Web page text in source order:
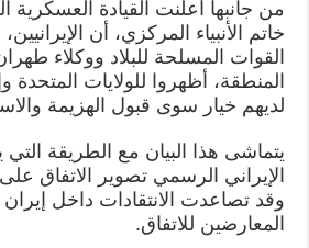
من جانبها أعلنت القيادة العسكرية
خاتم الأنبياء المركزي، أن
القوات المسلحة للبلاد ووكلاء
المنطقة، أظهروا للولايات المتحدة
لديهم خيار سوى قبول الهزيمة
يتماشى هذا البيان مع الطريقة التي
الإيراني الرسمي تصوير الاتفاق على
وقد تصاعدت الانتقادات داخل
المعارضين للاتفاق.